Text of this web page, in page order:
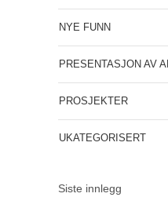
NYE FUNN
PRESENTASJON AV
PROSJEKTER
UKATEGORISERT
Siste innlegg